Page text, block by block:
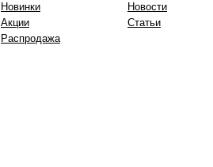
Новинки
Акции
Распродажа
Новости
Статьи